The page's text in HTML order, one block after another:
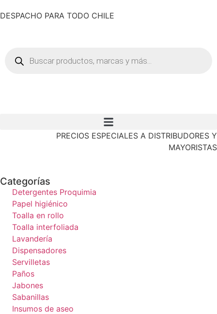
DESPACHO PARA TODO CHILE
PRECIOS ESPECIALES A DISTRIBUDORES Y
MAYORISTAS
Categorías
Detergentes Proquimia
Papel higiénico
Toalla en rollo
Toalla interfoliada
Lavandería
Dispensadores
Servilletas
Paños
Jabones
Sabanillas
Insumos de aseo